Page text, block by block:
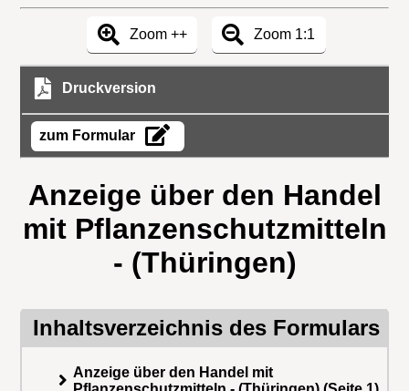
Zoom ++ Zoom 1:1
Druckversion
zum Formular
Anzeige über den Handel
mit Pflanzenschutzmitteln
- (Thüringen)
Inhaltsverzeichnis des Formulars
Anzeige über den Handel mit